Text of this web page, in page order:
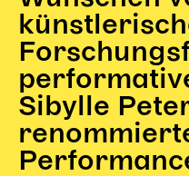
Sommerfest
Open House
Newsletter für
DIGITALE
Gl!tch4
Sibylle